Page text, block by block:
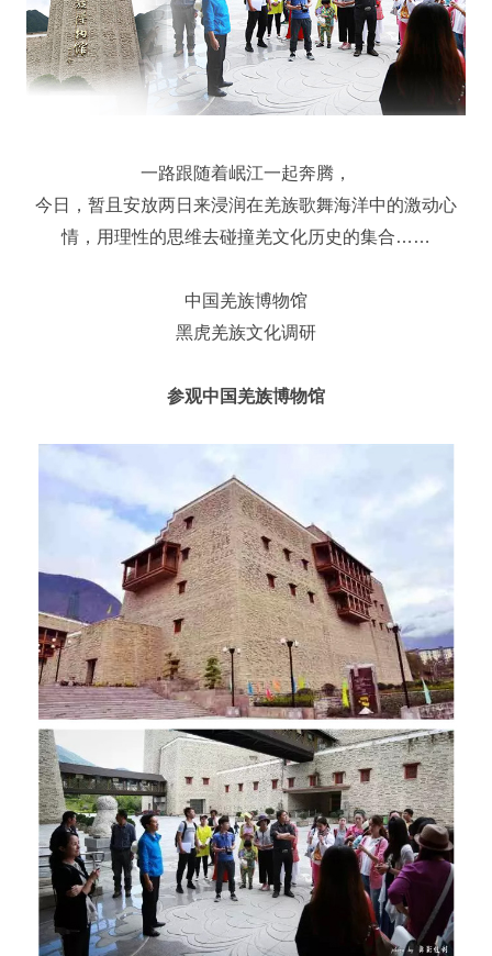
一路跟随着岷江一起奔腾，
今日，暂且安放两日来浸润在羌族歌舞海洋中的激动心
情，用理性的思维去碰撞羌文化历史的集合……
中国羌族博物馆
黑虎羌族文化调研
参观中国羌族博物馆